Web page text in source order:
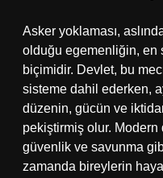
Asker yoklaması,
olduğu egemenliğin, en
biçimidir. Devlet, bu
sisteme dahil ederken,
düzenin, gücün ve
pekiştirmiş olur.
güvenlik ve savunma
zamanda bireylerin